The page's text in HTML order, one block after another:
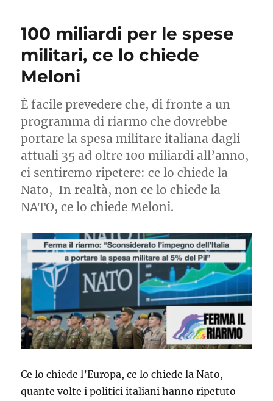
riforma
ispira
100 miliardi per le spese
militari, ce lo chiede
Meloni
È facile prevedere che, di fronte a un
programma di riarmo che dovrebbe
portare la spesa militare italiana dagli
attuali 35 ad oltre 100 miliardi all’anno,
ci sentiremo ripetere: ce lo chiede la
Nato, In realtà, non ce lo chiede la
NATO, ce lo chiede Meloni.
Ce lo chiede l’Europa, ce lo chiede la Nato,
quante volte i politici italiani hanno ripetuto